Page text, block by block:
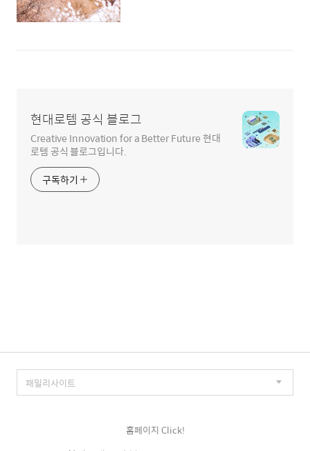
현대로템 공식 블로그
Creative Innovation for a Better Future 현대
로템 공식 블로그입니다.
구독하기
홈페이지 Click!